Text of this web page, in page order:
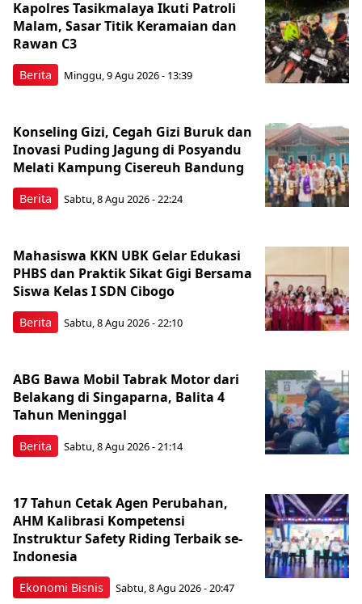
Berita
Kapolres Tasikmalaya Ikuti Patroli
Malam, Sasar Titik Keramaian dan
Rawan C3
Minggu, 9 Agu 2026 - 13:39
Berita
Konseling Gizi, Cegah Gizi Buruk dan
Inovasi Puding Jagung di Posyandu
Melati Kampung Cisereuh Bandung
Sabtu, 8 Agu 2026 - 22:24
Berita
Mahasiswa KKN UBK Gelar Edukasi
PHBS dan Praktik Sikat Gigi Bersama
Siswa Kelas I SDN Cibogo
Sabtu, 8 Agu 2026 - 22:10
Berita
ABG Bawa Mobil Tabrak Motor dari
Belakang di Singaparna, Balita 4
Tahun Meninggal
Sabtu, 8 Agu 2026 - 21:14
Ekonomi Bisnis
17 Tahun Cetak Agen Perubahan,
AHM Kalibrasi Kompetensi
Instruktur Safety Riding Terbaik se-
Indonesia
Sabtu, 8 Agu 2026 - 20:47